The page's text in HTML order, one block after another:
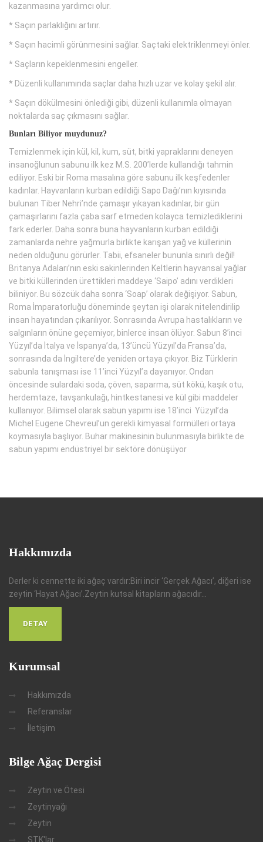
kazanmasına yardımcı olur.
* Saçın parlaklığını artırır.
* Saçın hacimli görünmesini sağlar. Saçtaki elektriklenmeyi önler.
* Saçların kepeklenmesini engeller.
* Düzenli kullanımında saçlar daha hızlı uzar ve kolay şekil alır.
* Saçın dökülmesini önlediği gibi, düzenli kullanımla olmayan
noktalarda saç çıkmasını sağlar.
Bunları Biliyor muydunuz?
Temizlenmek için kül, kil, kum, süt, bitki yapraklarını deneyen
insanoğlunun sabunu ilk kez M.S. 200’lerde kullandığı tahmin
ediliyor. Eski bir Roma masalına göre sabunu ilk keşfedenler
kadınlar. Hayvanların kurban edildiği Sapo Dağı’nın kıyısında
bulunan Tiber Nehri’nde çamaşır yıkayan kadınlar, bir gün
çamaşırlarını fazla çaba sarf etmeden kolayca temizlediklerini
fark ederler. Daha sonra buna hayvanların kurban edildiği
zamanlarda nehre yağmurla birlikte karışan yağ ve küllerinin
neden olduğunu görürler. Tabii, efsaneler bununla sınırlı değil!
Britanya Adaları’nın eski sakinlerinden Keltlerin hayvansal yağlar
ve bitki küllerinden ürettikleri maddeye ‘Saipo’ adını verdikleri
biliniyor. Bu sözcük daha sonra ‘Soap’ olarak değişiyor. Sabun,
Roma İmparatorluğu döneminde şeytan işi olarak nitelendirilip
insan hayatından çıkarılıyor. Sonrasında Avrupa hastalıkların ve
salgınların önüne geçemiyor, binlerce insan ölüyor. Sabun 8’inci
Yüzyıl’da İtalya ve İspanya’da, 13’üncü Yüzyıl’da Fransa’da,
sonrasında da İngiltere’de yeniden ortaya çıkıyor. Biz Türklerin
sabunla tanışması ise 11’inci Yüzyıl’a dayanıyor. Ondan
öncesinde sulardaki soda, çöven, saparma, süt kökü, kaşık otu,
herdemtaze, tavşankulağı, hintkestanesi ve kül gibi maddeler
kullanıyor. Bilimsel olarak sabun yapımı ise 18’inci Yüzyıl’da
Michel Eugene Chevreul’un gerekli kimyasal formülleri ortaya
koymasıyla başlıyor. Buhar makinesinin bulunmasıyla birlikte de
sabun yapımı endüstriyel bir sektöre dönüşüyor
Hakkımızda
Derler ki cennette iki ağaç vardır:Biri incir ‘Gerçek Ağacı’, diğeri ise
zeytin ‘Hayat Ağacı’.Zeytin kutsal kitapların ağacıdır...
DETAY
Kurumsal
Hakkımızda
Referanslar
İletişim
Bilge Ağaç Dergisi
Zeytin ve Ötesi
Zeytinyağı
Zeytin
STK'lar